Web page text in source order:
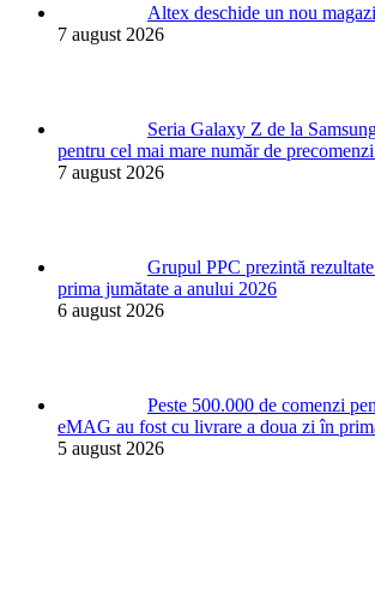
Altex deschide un nou
7 august 2026
Seria Galaxy Z de la
pentru cel mai mare număr de
7 august 2026
Grupul PPC prezintă
prima jumătate a anului 2026
6 august 2026
Peste 500.000 de comenzi
eMAG au fost cu livrare a doua zi în
5 august 2026